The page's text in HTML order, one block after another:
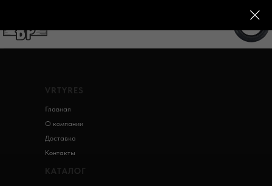
VRTYRES
Главная
О компании
Доставка
Контакты
КАТАЛОГ